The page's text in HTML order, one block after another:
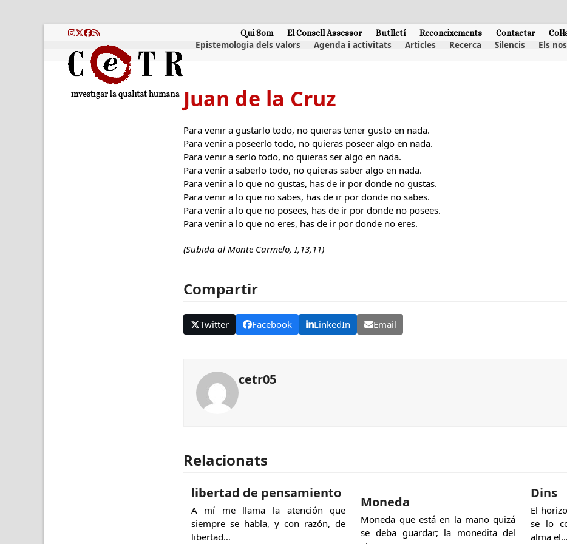
Instagram
Twitter
Facebook
RSS Qui Som El Consell Assessor Butlletí Reconeixements Contactar
Epistemologia dels valors Agenda i activitats Articles Recerca Silencis Els
Juan de la Cruz
Para venir a gustarlo todo, no quieras tener gusto en nada.
Para venir a poseerlo todo, no quieras poseer algo en nada.
Para venir a serlo todo, no quieras ser algo en nada.
Para venir a saberlo todo, no quieras saber algo en nada.
Para venir a lo que no gustas, has de ir por donde no gustas.
Para venir a lo que no sabes, has de ir por donde no sabes.
Para venir a lo que no posees, has de ir por donde no posees.
Para venir a lo que no eres, has de ir por donde no eres.
(Subida al Monte Carmelo, I,13,11)
Compartir
Twitter Facebook LinkedIn Email
cetr05
Relacionats
libertad de pensamiento
A mí me llama la atención que
siempre se habla, y con razón, de
libertad…
Moneda
Moneda que está en la mano quizá
se deba guardar; la monedita del
Dins
El
se lo
alma el…